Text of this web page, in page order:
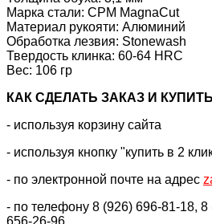
Марка стали: CPM MagnaCut
Материал рукояти: Алюминий
Обработка лезвия: Stonewash
Твердость клинка: 60-64 HRC
Вес: 106 гр
КАК CДЕЛАТЬ ЗАКАЗ И
- используя корзину сайта
- используя кнопку "купить в 2
- по электронной почте на адрес
- по телефону 8 (926) 696-81-18,
656-26-96